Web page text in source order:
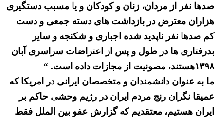
صدها نفر از مردان، زنان و کودکان و یا مسبب دستگیری
هزاران معترض در بازداشت های دسته جمعی و دست
کم صدها نفر ناپدید شده اجباری و شکنجه و سایر
بدرفتاری ها در طول و پس از اعتراضات سراسری آبان
۱۳۹۸هستند، مصونیت از مجازات داده است. “
ما به عنوان دانشمندان و متخصصان ایرانی در امریکا که
عمیقا نگران رنج مردم ایران در رژیم وحشی حاکم بر
ایران هستیم، معتقدیم که گزارش عفو بین الملل فقط